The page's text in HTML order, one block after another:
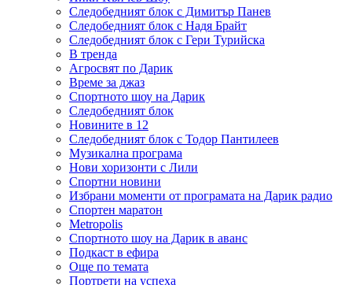
Следобедният блок с Димитър Панев
Следобедният блок с Надя Брайт
Следобедният блок с Гери Турийска
В тренда
Агросвят по Дарик
Време за джаз
Спортното шоу на Дарик
Следобедният блок
Новините в 12
Следобедният блок с Тодор Пантилеев
Музикална програма
Нови хоризонти с Лили
Спортни новини
Избрани моменти от програмата на Дарик радио
Спортен маратон
Metropolis
Спортното шоу на Дарик в аванс
Подкаст в ефира
Още по темата
Портрети на успеха